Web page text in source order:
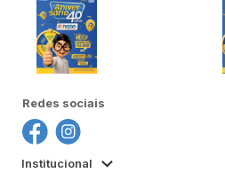
Redes sociais
Institucional